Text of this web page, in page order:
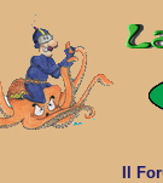
Il